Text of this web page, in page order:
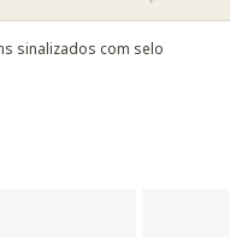
sinalizados com selo